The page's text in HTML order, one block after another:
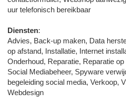
uur telefonisch bereikbaar
Diensten:
Advies, Back-up maken, Data
op afstand, Installatie, Internet
Onderhoud, Reparatie, Reparatie
Social Mediabeheer, Spyware
begeleiding social media, Verkoop,
Webdesign